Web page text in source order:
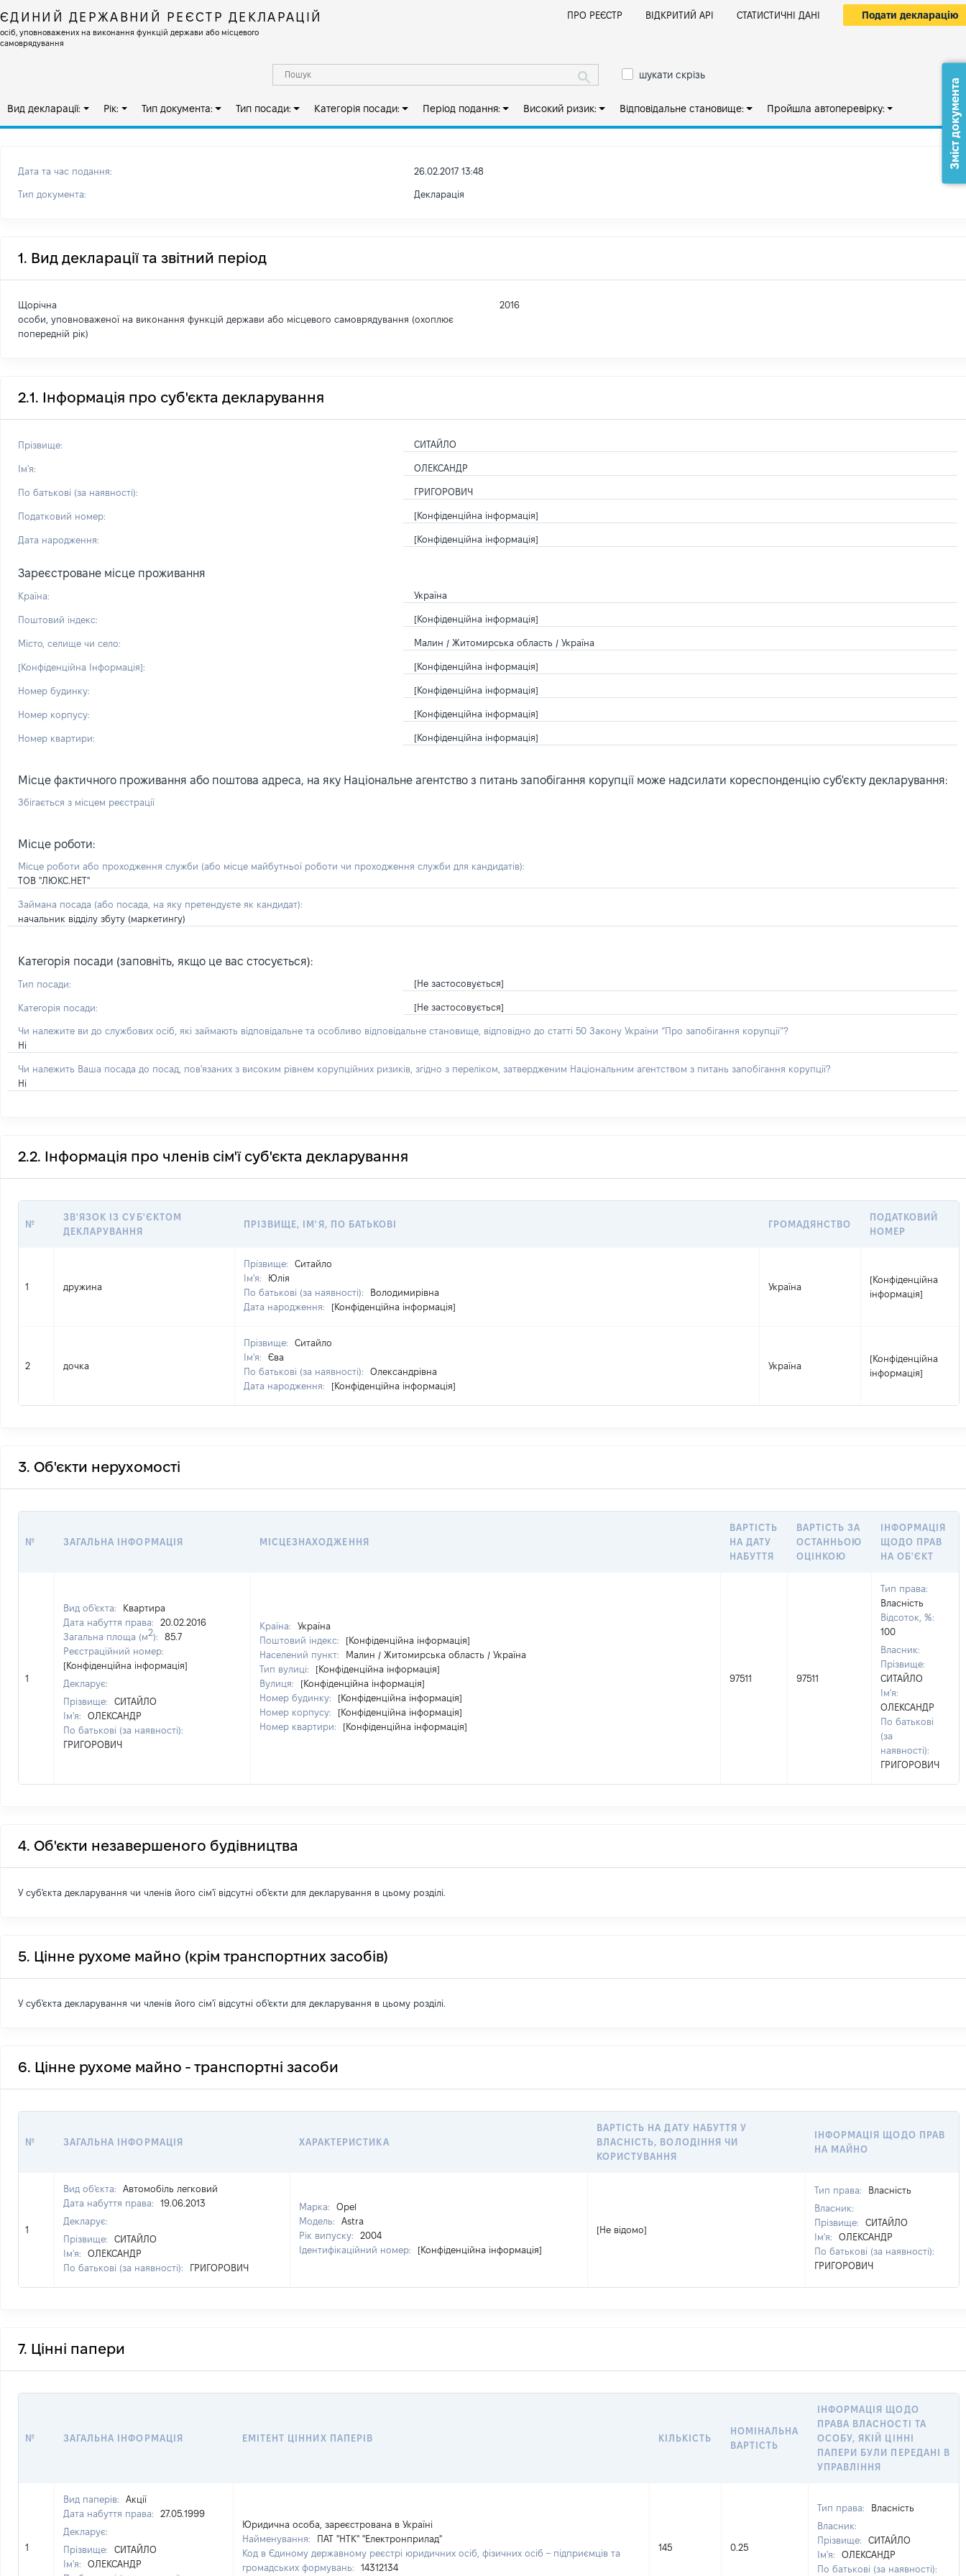
ЄДИНИЙ ДЕРЖАВНИЙ РЕЄСТР ДЕКЛАРАЦІЙ
осіб, уповноважених на виконання функцій держави або місцевого
самоврядування
ПРО РЕЄСТР ВІДКРИТИЙ АРІ СТАТИСТИЧНІ ДАНІ Подати декларацію
шукати скрізь
Вид декларації: Рік: Тип документа: Тип посади: Категорія посади: Період подання: Високий ризик: Відповідальне становище: Пройшла автоперевірку:
Дата та час подання: 26.02.2017 13:48
Тип документа: Декларація
1. Вид декларації та звітний період
Щорічна
особи, уповноваженої на виконання функцій держави або місцевого самоврядування (охоплює
попередній рік)
2016
2.1. Інформація про суб'єкта декларування
Прізвище: СИТАЙЛО
Ім'я: ОЛЕКСАНДР
По батькові (за наявності): ГРИГОРОВИЧ
Податковий номер: [Конфіденційна інформація]
Дата народження: [Конфіденційна інформація]
Зареєстроване місце проживання
Країна: Україна
Поштовий індекс: [Конфіденційна інформація]
Місто, селище чи село: Малин / Житомирська область / Україна
[Конфіденційна Інформація]: [Конфіденційна інформація]
Номер будинку: [Конфіденційна інформація]
Номер корпусу: [Конфіденційна інформація]
Номер квартири: [Конфіденційна інформація]
Місце фактичного проживання або поштова адреса, на яку Національне агентство з питань запобігання корупції може надсилати кореспонденцію суб'єкту декларування:
Збігається з місцем реєстрації
Місце роботи:
Місце роботи або проходження служби (або місце майбутньої роботи чи проходження служби для кандидатів):
ТОВ "ЛЮКС.НЕТ"
Займана посада (або посада, на яку претендуєте як кандидат):
начальник відділу збуту (маркетингу)
Категорія посади (заповніть, якщо це вас стосується):
Тип посади: [Не застосовується]
Категорія посади: [Не застосовується]
Чи належите ви до службових осіб, які займають відповідальне та особливо відповідальне становище, відповідно до статті 50 Закону України “Про запобігання корупції”?
Ні
Чи належить Ваша посада до посад, пов'язаних з високим рівнем корупційних ризиків, згідно з переліком, затвердженим Національним агентством з питань запобігання корупції?
Ні
2.2. Інформація про членів сім'ї суб'єкта декларування
№
ЗВ'ЯЗОК ІЗ СУБ'ЄКТОМ
ДЕКЛАРУВАННЯ
ПРІЗВИЩЕ, ІМ'Я, ПО БАТЬКОВІ ГРОМАДЯНСТВО
ПОДАТКОВИЙ
НОМЕР
1 дружина
Прізвище:
Ситайло
Ім'я:
Юлія
По батькові (за наявності):
Володимирівна
Дата народження:
[Конфіденційна інформація]
Україна
[Конфіденційна
інформація]
2 дочка
Прізвище:
Ситайло
Ім'я:
Єва
По батькові (за наявності):
Олександрівна
Дата народження:
[Конфіденційна інформація]
Україна
[Конфіденційна
інформація]
3. Об'єкти нерухомості
№ ЗАГАЛЬНА ІНФОРМАЦІЯ МІСЦЕЗНАХОДЖЕННЯ
ВАРТІСТЬ
НА ДАТУ
НАБУТТЯ
ВАРТІСТЬ ЗА
ОСТАННЬОЮ
ОЦІНКОЮ
ІНФОРМАЦІЯ
ЩОДО ПРАВ
НА ОБ'ЄКТ
1
Вид об'єкта:
Квартира
Дата набуття права:
20.02.2016
Загальна площа (м2):
85.7
Реєстраційний номер:
[Конфіденційна інформація]
Декларує:
Прізвище:
СИТАЙЛО
Ім'я:
ОЛЕКСАНДР
По батькові (за наявності):
ГРИГОРОВИЧ
Країна:
Україна
Поштовий індекс:
[Конфіденційна інформація]
Населений пункт:
Малин / Житомирська область / Україна
Тип вулиці:
[Конфіденційна інформація]
Вулиця:
[Конфіденційна інформація]
Номер будинку:
[Конфіденційна інформація]
Номер корпусу:
[Конфіденційна інформація]
Номер квартири:
[Конфіденційна інформація]
97511 97511
Тип права:
Власність
Відсоток, %:
100
Власник:
Прізвище:
СИТАЙЛО
Ім'я:
ОЛЕКСАНДР
По батькові
(за
наявності):
ГРИГОРОВИЧ
4. Об'єкти незавершеного будівництва
У суб'єкта декларування чи членів його сім'ї відсутні об'єкти для декларування в цьому розділі.
5. Цінне рухоме майно (крім транспортних засобів)
У суб'єкта декларування чи членів його сім'ї відсутні об'єкти для декларування в цьому розділі.
6. Цінне рухоме майно - транспортні засоби
№ ЗАГАЛЬНА ІНФОРМАЦІЯ ХАРАКТЕРИСТИКА
ВАРТІСТЬ НА ДАТУ НАБУТТЯ У
ВЛАСНІСТЬ, ВОЛОДІННЯ ЧИ
КОРИСТУВАННЯ
ІНФОРМАЦІЯ ЩОДО ПРАВ
НА МАЙНО
1
Вид об'єкта:
Автомобіль легковий
Дата набуття права:
19.06.2013
Декларує:
Прізвище:
СИТАЙЛО
Ім'я:
ОЛЕКСАНДР
По батькові (за наявності):
ГРИГОРОВИЧ
Марка:
Opel
Модель:
Astra
Рік випуску:
2004
Ідентифікаційний номер:
[Конфіденційна інформація]
[Не відомо]
Тип права:
Власність
Власник:
Прізвище:
СИТАЙЛО
Ім'я:
ОЛЕКСАНДР
По батькові (за наявності):
ГРИГОРОВИЧ
7. Цінні папери
№ ЗАГАЛЬНА ІНФОРМАЦІЯ ЕМІТЕНТ ЦІННИХ ПАПЕРІВ КІЛЬКІСТЬ
НОМІНАЛЬНА
ВАРТІСТЬ
ІНФОРМАЦІЯ ЩОДО
ПРАВА ВЛАСНОСТІ ТА
ОСОБУ, ЯКІЙ ЦІННІ
ПАПЕРИ БУЛИ ПЕРЕДАНІ В
УПРАВЛІННЯ
1
Вид паперів:
Акції
Дата набуття права:
27.05.1999
Декларує:
Прізвище:
СИТАЙЛО
Ім'я:
ОЛЕКСАНДР
Юридична особа, зареєстрована в Україні
Найменування:
ПАТ "НТК" "Електронприлад"
Код в Єдиному державному реєстрі юридичних осіб, фізичних осіб – підприємців та
громадських формувань:
14312134
145 0.25
Тип права:
Власність
Власник:
Прізвище:
СИТАЙЛО
Ім'я:
ОЛЕКСАНДР
По батькові (за наявності):
Зміст документа